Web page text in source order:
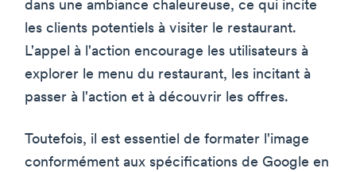
dans une ambiance chaleureuse, ce qui incite
les clients potentiels à visiter le restaurant.
L'appel à l'action encourage les utilisateurs à
explorer le menu du restaurant, les incitant à
passer à l'action et à découvrir les offres.
Toutefois, il est essentiel de formater l'image
conformément aux spécifications de Google en